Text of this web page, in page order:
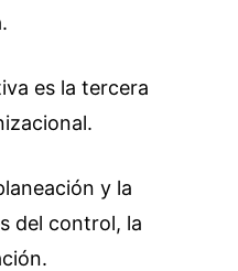
es la tercera
y la
del control, la